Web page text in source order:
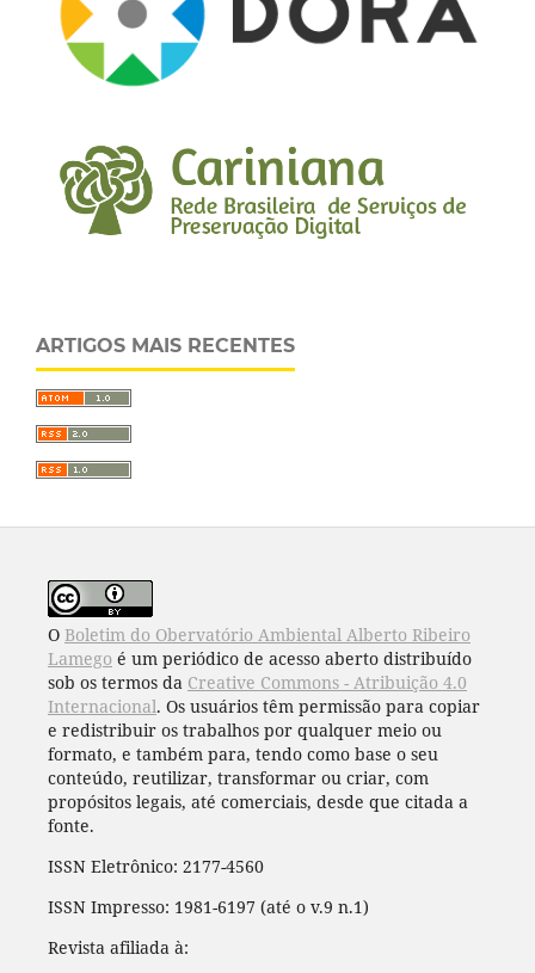
ARTIGOS MAIS RECENTES
O Boletim do Obervatório Ambiental Alberto Ribeiro
Lamego é um periódico de acesso aberto distribuído
sob os termos da Creative Commons - Atribuição 4.0
Internacional. Os usuários têm permissão para copiar
e redistribuir os trabalhos por qualquer meio ou
formato, e também para, tendo como base o seu
conteúdo, reutilizar, transformar ou criar, com
propósitos legais, até comerciais, desde que citada a
fonte.
ISSN Eletrônico: 2177-4560
ISSN Impresso: 1981-6197 (até o v.9 n.1)
Revista afiliada à: